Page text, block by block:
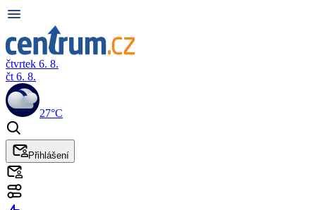
čtvrtek 6. 8.
čt 6. 8.
27°C
Přihlášení